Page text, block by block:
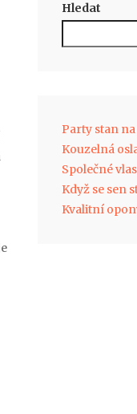
Hledat
Party stan
Kouzelná
Společné
Když se sen
Kvalitní